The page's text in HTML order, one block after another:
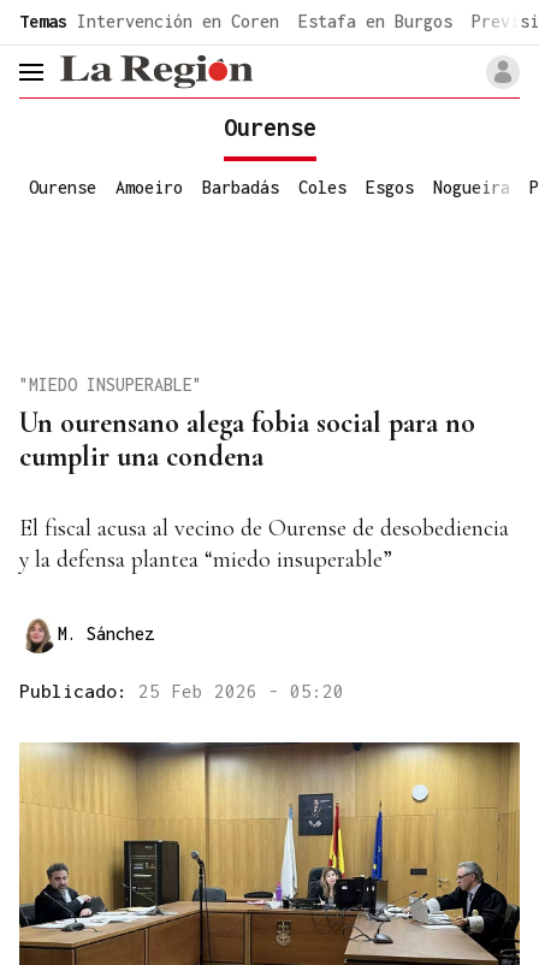
common.go-to-content
Temas Intervención en Coren Estafa en Burgos
header.menu.open
Ourense
Ourense Amoeiro Barbadás Coles Esgos Nogueira
Un ourensano alega fobia social para no
cumplir una condena
"MIEDO INSUPERABLE"
El fiscal acusa al vecino de Ourense de desobediencia
y la defensa plantea “miedo insuperable”
M. Sánchez
Publicado: 25 Feb 2026 - 05:20